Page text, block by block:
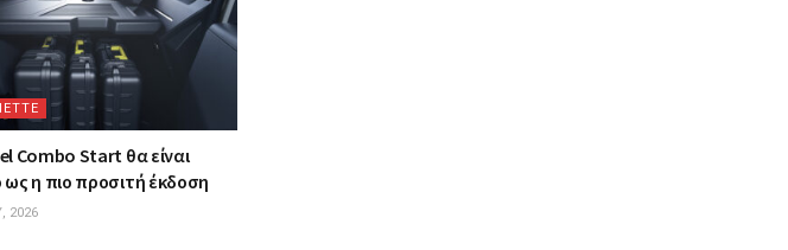
Combo Start θα είναι
ως η πιο προσιτή έκδοση
2026